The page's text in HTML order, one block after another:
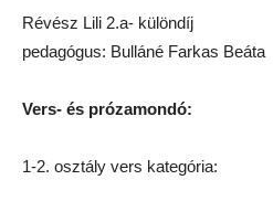
Révész Lili 2.a-
pedagógus: Bulláné Farkas Beáta
Vers- és prózamondó:
1-2. osztály vers kategória: